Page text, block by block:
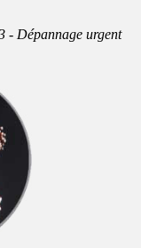
- Dépannage urgent